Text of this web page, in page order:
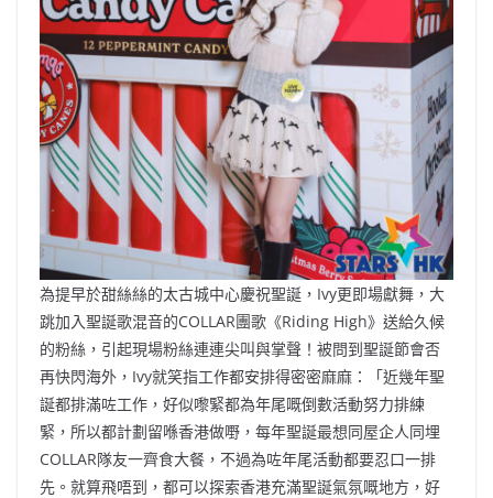
為提早於甜絲絲的太古城中心慶祝聖誕，Ivy更即場獻舞，大
跳加入聖誕歌混音的COLLAR團歌《Riding High》送給久候
的粉絲，引起現場粉絲連連尖叫與掌聲！被問到聖誕節會否
再快閃海外，Ivy就笑指工作都安排得密密麻麻：「近幾年聖
誕都排滿咗工作，好似嚟緊都為年尾嘅倒數活動努力排練
緊，所以都計劃留喺香港做嘢，每年聖誕最想同屋企人同埋
COLLAR隊友一齊食大餐，不過為咗年尾活動都要忍口一排
先。就算飛唔到，都可以探索香港充滿聖誕氣氛嘅地方，好